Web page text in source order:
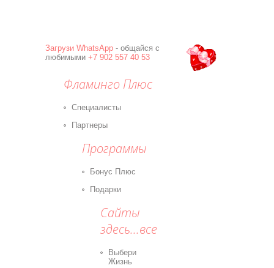
Загрузи WhatsApp - общайся с
любимыми +7 902 557 40 53
Фламинго Плюс
Специалисты
Партнеры
Программы
Бонус Плюс
Подарки
Сайты
здесь...все
Выбери
Жизнь